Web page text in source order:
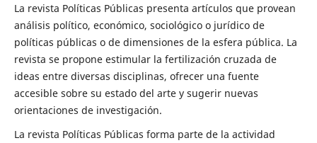
La revista Políticas Públicas presenta artículos que provean
análisis político, económico, sociológico o jurídico de
políticas públicas o de dimensiones de la esfera pública. La
revista se propone estimular la fertilización cruzada de
ideas entre diversas disciplinas, ofrecer una fuente
accesible sobre su estado del arte y sugerir nuevas
orientaciones de investigación.
La revista Políticas Públicas forma parte de la actividad